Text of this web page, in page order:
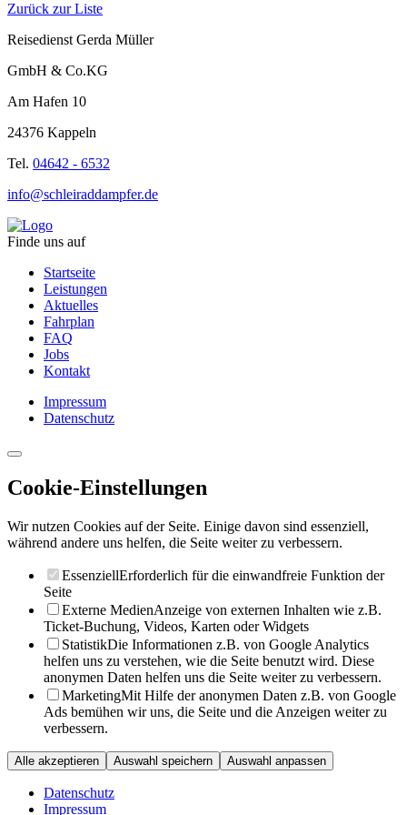
Zurück zur Liste
Reisedienst Gerda Müller
GmbH & Co.KG
Am Hafen 10
24376 Kappeln
Tel. 04642 - 6532
info@schleiraddampfer.de
Finde uns auf
Startseite
Leistungen
Aktuelles
Fahrplan
FAQ
Jobs
Kontakt
Impressum
Datenschutz
Cookie-Einstellungen
Wir nutzen Cookies auf der Seite. Einige davon sind essenziell,
während andere uns helfen, die Seite weiter zu verbessern.
EssenziellErforderlich für die einwandfreie Funktion der
Seite
Externe MedienAnzeige von externen Inhalten wie z.B.
Ticket-Buchung, Videos, Karten oder Widgets
StatistikDie Informationen z.B. von Google Analytics
helfen uns zu verstehen, wie die Seite benutzt wird. Diese
anonymen Daten helfen uns die Seite weiter zu verbessern.
MarketingMit Hilfe der anonymen Daten z.B. von Google
Ads bemühen wir uns, die Seite und die Anzeigen weiter zu
verbessern.
Alle akzeptieren Auswahl speichern Auswahl anpassen
Datenschutz
Impressum